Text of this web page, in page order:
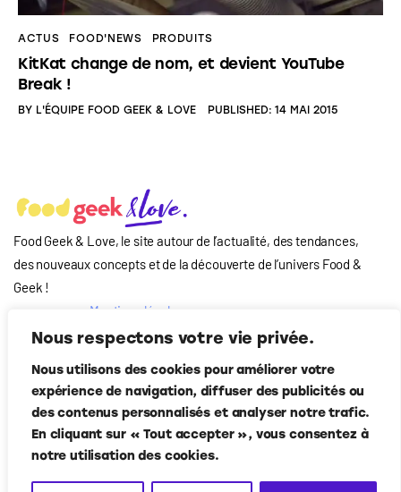
Nous respectons votre vie privée.
Nous utilisons des cookies pour améliorer votre
expérience de navigation, diffuser des publicités ou
des contenus personnalisés et analyser notre trafic.
En cliquant sur « Tout accepter », vous consentez à
notre utilisation des cookies.
ACTUS FOOD'NEWS PRODUITS
KitKat change de nom, et devient YouTube
Break !
BY L'ÉQUIPE FOOD GEEK & LOVE PUBLISHED: 14 MAI 2015
Food Geek & Love, le site autour de l’actualité, des tendances,
des nouveaux concepts et de la découverte de l’univers Food&
Geek !
Mentions légales
Qui-sommes nous
Contact
Suivez-nous